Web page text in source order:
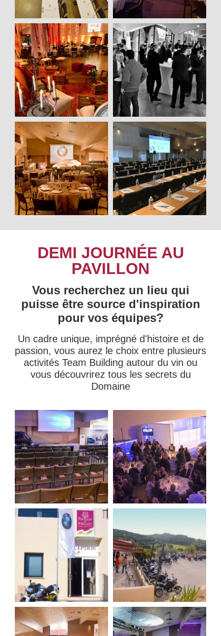
DEMI JOURNÉE AU
PAVILLON
Vous recherchez un lieu qui
puisse être source d'inspiration
pour vos équipes?
Un cadre unique, imprégné d'histoire et de
passion, vous aurez le choix entre plusieurs
activités Team Building autour du vin ou
vous découvrirez tous les secrets du
Domaine